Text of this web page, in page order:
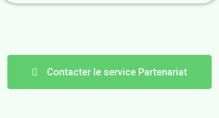
Contacter le service Partenariat